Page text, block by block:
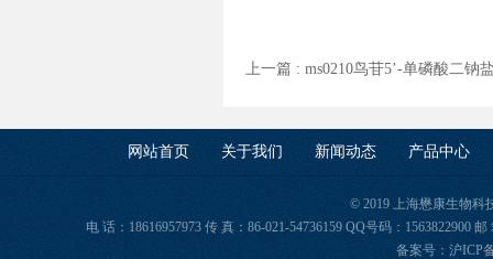
上一篇 : ms0210鸟苷5’-单磷酸二钠
网站首页 关于我们 新闻动态 产品中心
© 2019 上海懋康生物科
电 话：18616957973 传 真：86-021-54736159 QQ号码：1563822900
备案号： 沪ICP